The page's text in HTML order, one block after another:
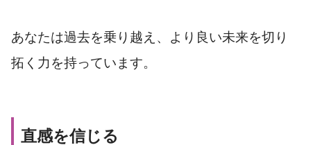
あなたは過去を乗り越え、より良い未来を切り
拓く力を持っています。
直感を信じる